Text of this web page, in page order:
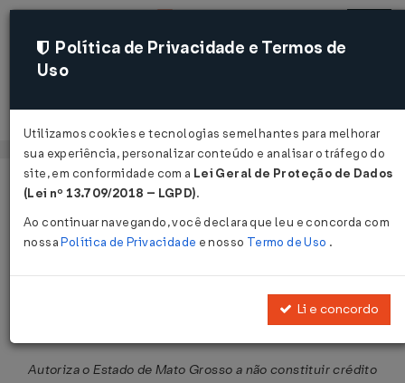
Acessar
Página Inicial Legislações
Convênio ICMS Nº 87 DE
Autoriza o Estado de Mato Grosso a não constituir crédito
Política de Privacidade e Termos de
Uso
Utilizamos cookies e tecnologias semelhantes para melhorar
sua experiência, personalizar conteúdo e analisar o tráfego do
site, em conformidade com a Lei Geral de Proteção de Dados
(Lei nº 13.709/2018 – LGPD).
Ao continuar navegando, você declara que leu e concorda com
nossaPolítica de Privacidade e nosso Termo de Uso .
Li e concordo